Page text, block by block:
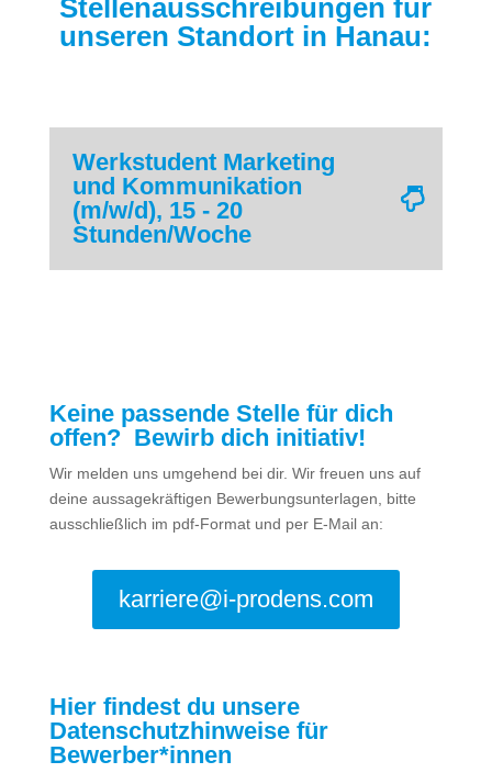
Stellenausschreibungen für
unseren Standort in Hanau:
Werkstudent Marketing
und Kommunikation
(m/w/d), 15 - 20
Stunden/Woche
Keine passende Stelle für dich
offen? Bewirb dich initiativ!
Wir melden uns umgehend bei dir. Wir freuen uns auf
deine aussagekräftigen Bewerbungsunterlagen, bitte
ausschließlich im pdf-Format und per E-Mail an:
karriere@i-prodens.com
Hier findest du unsere
Datenschutzhinweise für
Bewerber*innen